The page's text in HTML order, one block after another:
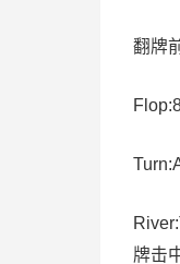
翻牌
牌击